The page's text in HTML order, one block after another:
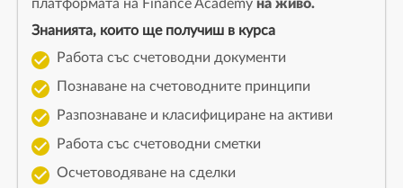
платформата на Finance Academy на живо.
Знанията, които ще получиш в курса
Работа със счетоводни документи
Познаване на счетоводните принципи
Разпознаване и класифициране на активи
Работа със счетоводни сметки
Осчетоводяване на сделки